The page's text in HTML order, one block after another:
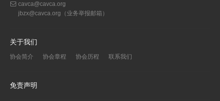
cavca@cavca.org
jbzx@cavca.org （业务举报邮箱）
关于我们
协会简介 协会章程 协会历程 联系我们
免责声明